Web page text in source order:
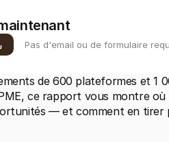
Pas d'email ou de formulaire
de 600 plateformes et 1
ce rapport vous montre
— et comment en tirer